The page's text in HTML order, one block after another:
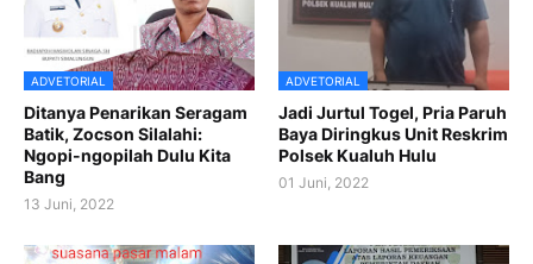
ADVETORIAL
Ditanya Penarikan Seragam
Batik, Zocson Silalahi:
Ngopi-ngopilah Dulu Kita
Bang
13 Juni, 2022
ADVETORIAL
Jadi Jurtul Togel, Pria Paruh
Baya Diringkus Unit Reskrim
Polsek Kualuh Hulu
01 Juni, 2022